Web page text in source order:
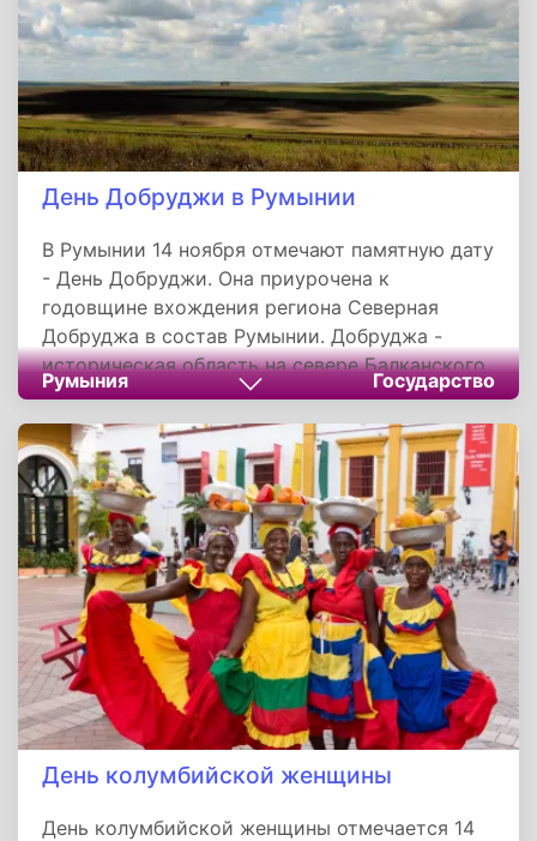
День Добруджи в Румынии
В Румынии 14 ноября отмечают памятную дату
- День Добруджи. Она приурочена к
годовщине вхождения региона Северная
Добруджа в состав Румынии. Добруджа -
историческая область на севере Балканского
полуострова, за обладание которой велись
яростные территориальные споры между
несколькими государствами из-за ее
стратегического расположения близ важной
дельты Дуная. Сегодня Южная Добруджа в
ходит в состав Болгарии, а Северная - в
состав Румынии.
Румыния Государство
День колумбийской женщины
День колумбийской женщины отмечается 14